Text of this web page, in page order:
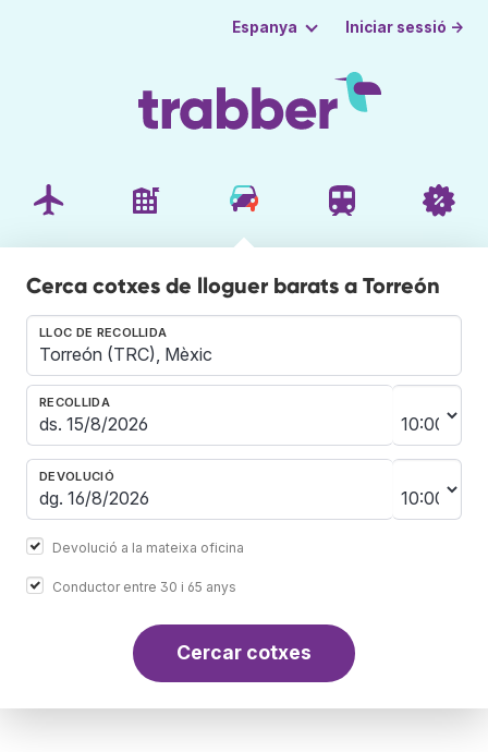
Espanya Iniciar sessió →
Cerca cotxes de lloguer barats a Torreón
LLOC DE RECOLLIDA
RECOLLIDA
DEVOLUCIÓ
Devolució a la mateixa oficina
Conductor entre 30 i 65 anys
Cercar cotxes